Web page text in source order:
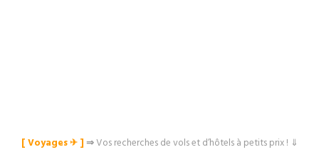
[ Voyages ✈︎ ]⇒Vos recherches de vols et d’hôtels à petits prix ! ⇓